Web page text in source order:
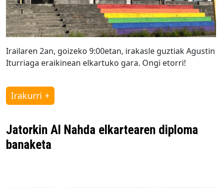
Irailaren 2an, goizeko 9:00etan, irakasle guztiak Agustin
Iturriaga eraikinean elkartuko gara. Ongi etorri!
Irakurri +
Jatorkin Al Nahda elkartearen diploma
banaketa